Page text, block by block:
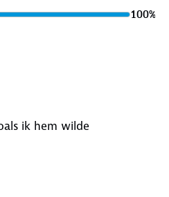
100%
ik hem wilde